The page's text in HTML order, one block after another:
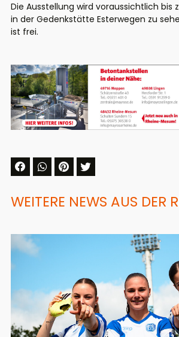
Die Ausstellung wird voraussichtlich bis
in der Gedenkstätte Esterwegen zu
ist frei.
WEITERE NEWS AUS DER